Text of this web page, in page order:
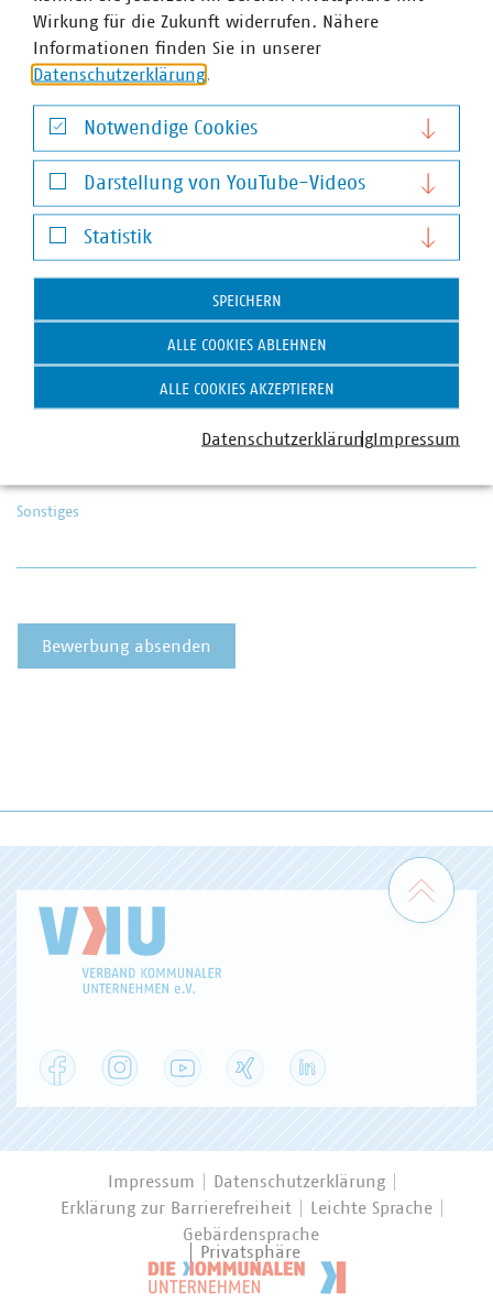
Ihre Nachricht an uns
Sonstiges
Bewerbung absenden
Zum
Facebook Instagram YouTube
Impressum
Datenschutzerklärung
Erklärung zur Barrierefreiheit
Leichte Sprache
Gebärdensprache
Privatsphäre
Wirkung für die Zukunft widerrufen. Nähere
Informationen finden Sie in unserer
Datenschutzerklärung.
Notwendige Cookies
Notwendige Cookies
Darstellung von YouTube-Videos
Darstellung von YouTube-Videos
Statistik
Statistik
SPEICHERN
ALLE COOKIES ABLEHNEN
ALLE COOKIES AKZEPTIEREN
DatenschutzerklärungImpressum